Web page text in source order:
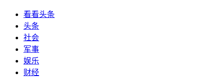
看看头条
头条
社会
军事
娱乐
财经